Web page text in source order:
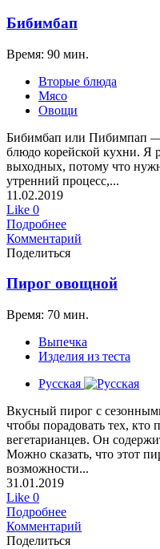
Бибимбап
Время: 90 мин.
Вторые блюда
Мясо
Овощи
Бибимбап или Пибимпап —
блюдо корейской кухни. Я
выходных, потому что
утренний процесс,...
11.02.2019
Like 0
Подробнее
Комментарий
Поделиться
Пирог овощной
Время: 70 мин.
Выпечка
Изделия из теста
Русская
Вкусный пирог с
чтобы порадовать тех, кто
вегетарианцев. Он
Можно сказать, что этот
возможности...
31.01.2019
Like 0
Подробнее
Комментарий
Поделиться